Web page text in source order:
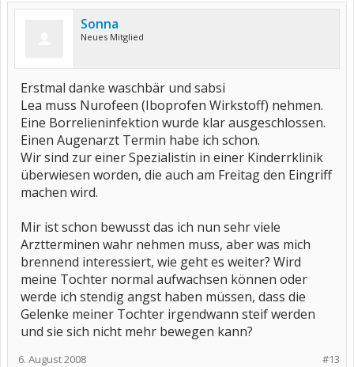
Sonna
Neues Mitglied
Erstmal danke waschbär und sabsi
Lea muss Nurofeen (Iboprofen Wirkstoff) nehmen.
Eine Borrelieninfektion wurde klar ausgeschlossen.
Einen Augenarzt Termin habe ich schon.
Wir sind zur einer Spezialistin in einer Kinderrklinik
überwiesen worden, die auch am Freitag den Eingriff
machen wird.
Mir ist schon bewusst das ich nun sehr viele
Arztterminen wahr nehmen muss, aber was mich
brennend interessiert, wie geht es weiter? Wird
meine Tochter normal aufwachsen können oder
werde ich stendig angst haben müssen, dass die
Gelenke meiner Tochter irgendwann steif werden
und sie sich nicht mehr bewegen kann?
#13
6. August 2008